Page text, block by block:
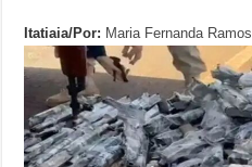
Itatiaia/Por: Maria Fernanda Ramos